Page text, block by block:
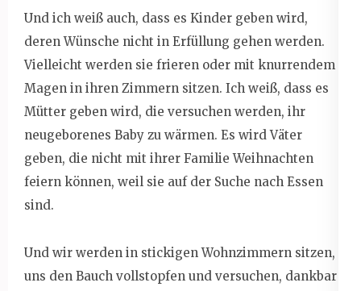
Und ich weiß auch, dass es Kinder geben wird,
deren Wünsche nicht in Erfüllung gehen werden.
Vielleicht werden sie frieren oder mit knurrendem
Magen in ihren Zimmern sitzen. Ich weiß, dass es
Mütter geben wird, die versuchen werden, ihr
neugeborenes Baby zu wärmen. Es wird Väter
geben, die nicht mit ihrer Familie Weihnachten
feiern können, weil sie auf der Suche nach Essen
sind.
Und wir werden in stickigen Wohnzimmern sitzen,
uns den Bauch vollstopfen und versuchen, dankbar